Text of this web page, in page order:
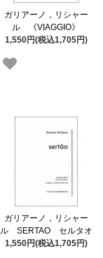
ガリアーノ，リシャー
ル 《VIAGGIO》
1,550円(税込1,705円)
ガリアーノ，リシャー
ル SERTAO セルタオ
1,550円(税込1,705円)